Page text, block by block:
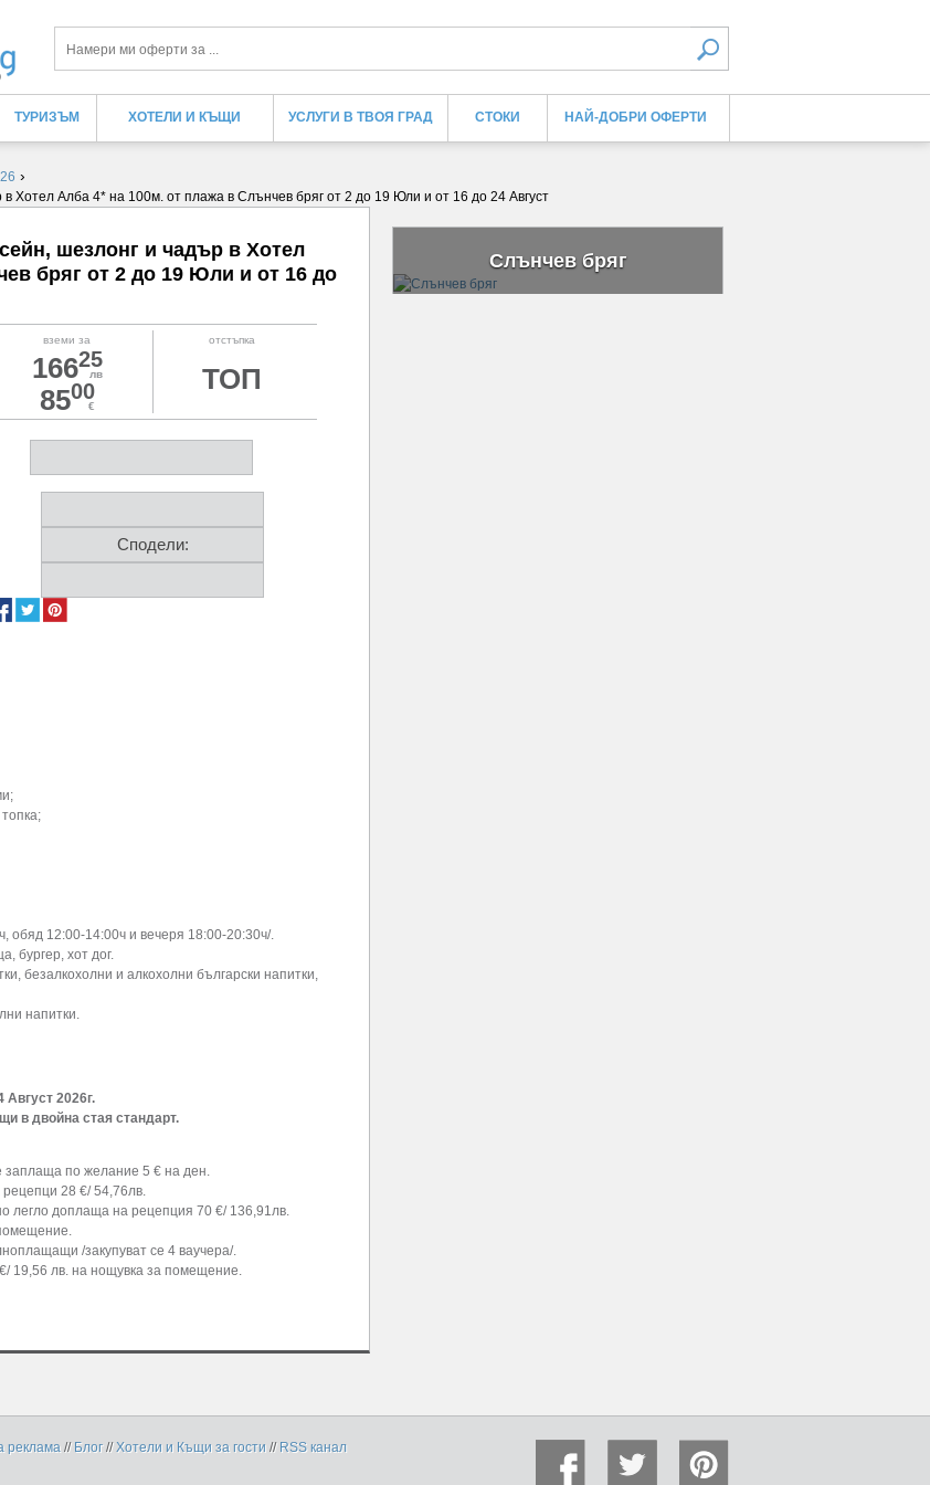
Търси
ТУРИЗЪМ ХОТЕЛИ И КЪЩИ УСЛУГИ В ТВОЯ ГРАД СТОКИ НАЙ-ДОБРИ ОФЕРТИ
›
Хотел Алба 4* на 100м. от плажа в Слънчев бряг от 2 до 19 Юли и от 16 до 24 Август
шезлонг и чадър в Хотел
бряг от 2 до 19 Юли и от 16 до
вземи за
16625
лв
8500
€
отстъпка
ТОП
Сподели:
обяд 12:00-14:00ч и вечеря 18:00-20:30ч/.
бургер, хот дог.
безалкохолни и алкохолни български напитки,
напитки.
2026г.
в двойна стая стандарт.
заплаща по желание 5 € на ден.
28 €/ 54,76лв.
легло доплаща на рецепция 70 €/ 136,91лв.
/закупуват се 4 ваучера/.
19,56 лв. на нощувка за помещение.
Слънчев бряг
реклама // Блог //Хотели и Къщи за гости // RSS канал